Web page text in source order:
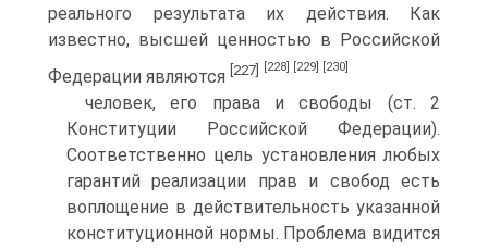
реального результата их действия. Как
известно, высшей ценностью в Российской
Федерации являются [227] [228] [229] [230]
человек, его права и свободы (ст. 2
Конституции Российской Федерации).
Соответственно цель установления любых
гарантий реализации прав и свобод есть
воплощение в действительность указанной
конституционной нормы. Проблема видится